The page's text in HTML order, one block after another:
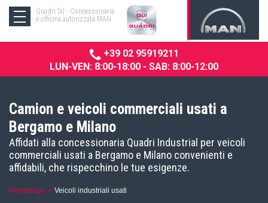
Quadri Srl - Concessionaria
e officina autorizzata MAN
+39 02 95919211
LUN-VEN: 8:00-18:00 - SAB: 8:00-12:00
Camion e veicoli commerciali usati a
Bergamo e Milano
Affidati alla concessionaria Quadri Industrial per veicoli
commerciali usati a Bergamo e Milano convenienti e
affidabili, che rispecchino le tue esigenze.
Homepage Veicoli industriali usati